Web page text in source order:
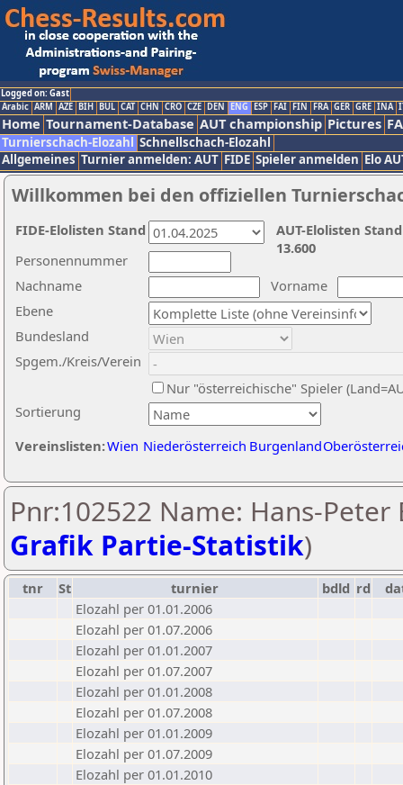
Logged on: Gast
Arabic ARM AZE BIH BUL CAT CHN CRO CZE DEN ENG ESP FAI FIN FRA GER GRE INA
Home Tournament-Database AUT championship Pictures
Turnierschach-Elozahl Schnellschach-Elozahl
Allgemeines Turnier anmelden: AUT FIDE Spieler anmelden Elo
Willkommen bei den offiziellen
Nachname
Vorname
Ebene
Sortierung
Personennummer
Bundesland
Spgem./Kreis/Verein
Nur "österreichische" Spieler
Vereinslisten:Wien Niederösterreich Burgenland
AUT-Elolisten
13.600
FIDE-Elolisten Stand
Pnr:102522 Name: Hans-Peter
Grafik Partie-Statistik)
tnr St turnier bdld rd
Elozahl per 01.01.2006
Elozahl per 01.07.2006
Elozahl per 01.01.2007
Elozahl per 01.07.2007
Elozahl per 01.01.2008
Elozahl per 01.07.2008
Elozahl per 01.01.2009
Elozahl per 01.07.2009
Elozahl per 01.01.2010